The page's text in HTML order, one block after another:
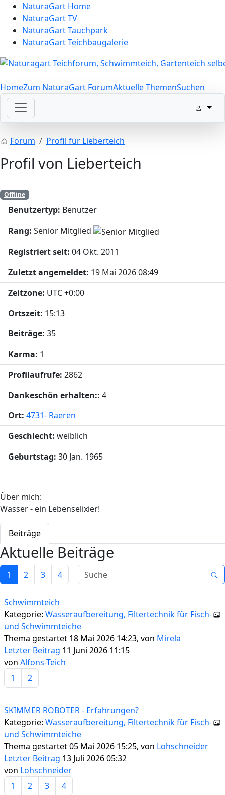
NaturaGart Home
NaturaGart TV
NaturaGart Tauchpark
NaturaGart Teichbaugalerie
HomeZum NaturaGart ForumAktuelle ThemenSuchen
Forum Profil für Lieberteich
Profil von Lieberteich
Offline
Benutzertyp: Benutzer
Rang: Senior Mitglied
Registriert seit: 04 Okt. 2011
Zuletzt angemeldet: 19 Mai 2026 08:49
Zeitzone: UTC +0:00
Ortszeit: 15:13
Beiträge: 35
Karma: 1
Profilaufrufe: 2862
Dankeschön erhalten:: 4
Ort: 4731- Raeren
Geschlecht: weiblich
Geburtstag: 30 Jan. 1965
Über mich:
Wasser - ein Lebenselixier!
Beiträge
Aktuelle Beiträge
1 2 3 4
Schwimmteich
Kategorie: Wasseraufbereitung, Filtertechnik für Fisch-
und Schwimmteiche
Thema gestartet 18 Mai 2026 14:23, von Mirela
Letzter Beitrag 11 Juni 2026 11:15
von Alfons-Teich
1
2
SKIMMER ROBOTER - Erfahrungen?
Kategorie: Wasseraufbereitung, Filtertechnik für Fisch-
und Schwimmteiche
Thema gestartet 05 Mai 2026 15:25, von Lohschneider
Letzter Beitrag 13 Juli 2026 05:32
von Lohschneider
1
2 3 4